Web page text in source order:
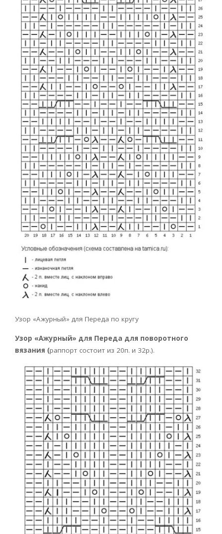
Узор «Ажурный» для Переда по кругу
Узор «Ажурный» для Переда для поворотного
вязания (раппорт состоит из 20п. и 32р.).